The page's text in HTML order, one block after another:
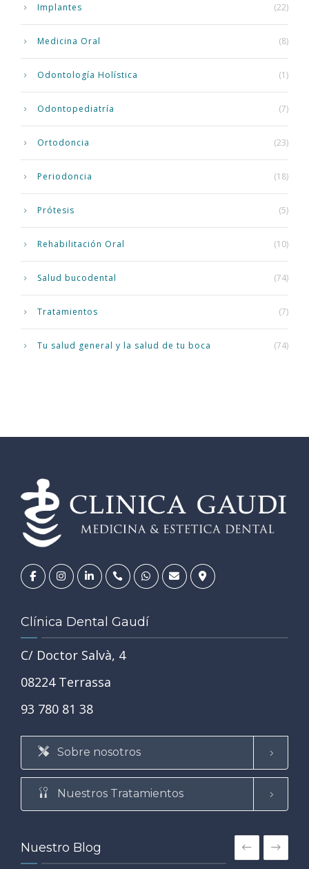
Implantes (22)
Medicina Oral (8)
Odontología Holística (1)
Odontopediatría (7)
Ortodoncia (23)
Periodoncia (18)
Prótesis (5)
Rehabilitación Oral (10)
Salud bucodental (74)
Tratamientos (7)
Tu salud general y la salud de tu boca (74)
Clínica Dental Gaudí
C/ Doctor Salvà, 4
08224 Terrassa
93 780 81 38
Sobre nosotros
Nuestros Tratamientos
Nuestro Blog